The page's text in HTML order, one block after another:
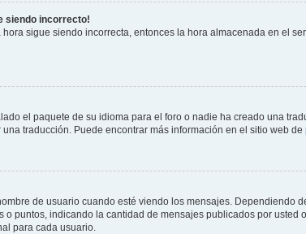
siendo incorrecto!
sigue siendo incorrecta, entonces la hora almacenada en el
el paquete de su idioma para el foro o nadie ha creado una
traducción. Puede encontrar más información en el sitio web de
de usuario cuando esté viendo los mensajes. Dependiendo
puntos, indicando la cantidad de mensajes publicados por
para cada usuario.